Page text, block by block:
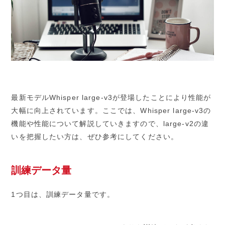
最新モデルWhisper large-v3が登場したことにより性能が
大幅に向上されています。ここでは、Whisper large-v3の
機能や性能について解説していきますので、large-v2の違
いを把握したい方は、ぜひ参考にしてください。
訓練データ量
1つ目は、訓練データ量です。